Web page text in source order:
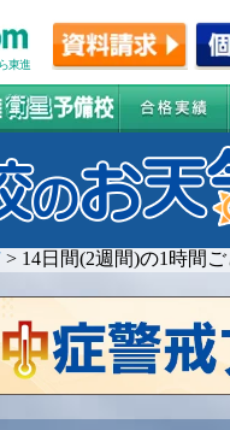
東進
> 14日間(2週間)の1時間